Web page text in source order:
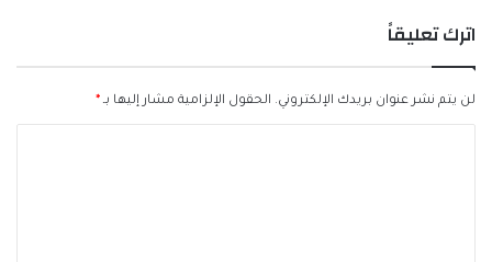
اترك تعليقاً
لن يتم نشر عنوان بريدك الإلكتروني. الحقول الإلزامية مشار إليها بـ *